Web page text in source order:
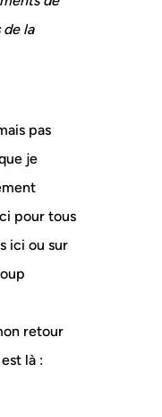
la
pas
je
pour tous
ici ou sur
retour
là :